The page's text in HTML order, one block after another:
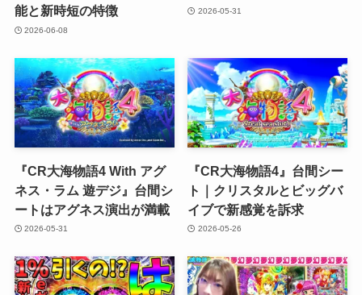
能と新時短の特徴
2026-06-08
2026-05-31
『CR大海物語4 With アグ
ネス・ラム 遊デジ』台間シ
ートはアグネス演出が満載
2026-05-31
『CR大海物語4』台間シー
ト｜クリスタルとビッグバ
イブで新感覚を訴求
2026-05-26